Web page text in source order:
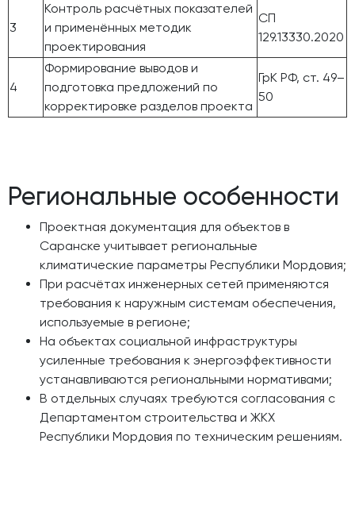
3
Контроль расчётных показателей
и применённых методик
проектирования
СП
129.13330.2020
4
Формирование выводов и
подготовка предложений по
корректировке разделов проекта
ГрК РФ, ст. 49–
50
Региональные особенности
Проектная документация для объектов в
Саранске учитывает региональные
климатические параметры Республики Мордовия;
При расчётах инженерных сетей применяются
требования к наружным системам обеспечения,
используемые в регионе;
На объектах социальной инфраструктуры
усиленные требования к энергоэффективности
устанавливаются региональными нормативами;
В отдельных случаях требуются согласования с
Департаментом строительства и ЖКХ
Республики Мордовия по техническим решениям.